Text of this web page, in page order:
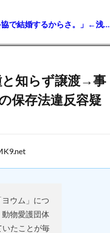
シンガーソングライター・平井大「なんで不倫するか知ってる？妥協で結婚するからさ。」←浅すぎると大炎上
と知らず譲渡→事
保存法違反容疑
ウム」につ
物愛護団体
たことが毎